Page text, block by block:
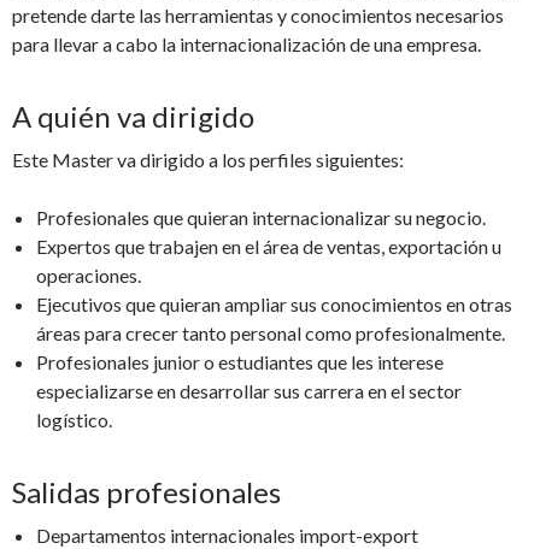
pretende darte las herramientas y conocimientos necesarios
para llevar a cabo la internacionalización de una empresa.
A quién va dirigido
Este Master va dirigido a los perfiles siguientes:
Profesionales que quieran internacionalizar su negocio.
Expertos que trabajen en el área de ventas, exportación u
operaciones.
Ejecutivos que quieran ampliar sus conocimientos en otras
áreas para crecer tanto personal como profesionalmente.
Profesionales junior o estudiantes que les interese
especializarse en desarrollar sus carrera en el sector
logístico.
Salidas profesionales
Departamentos internacionales import-export